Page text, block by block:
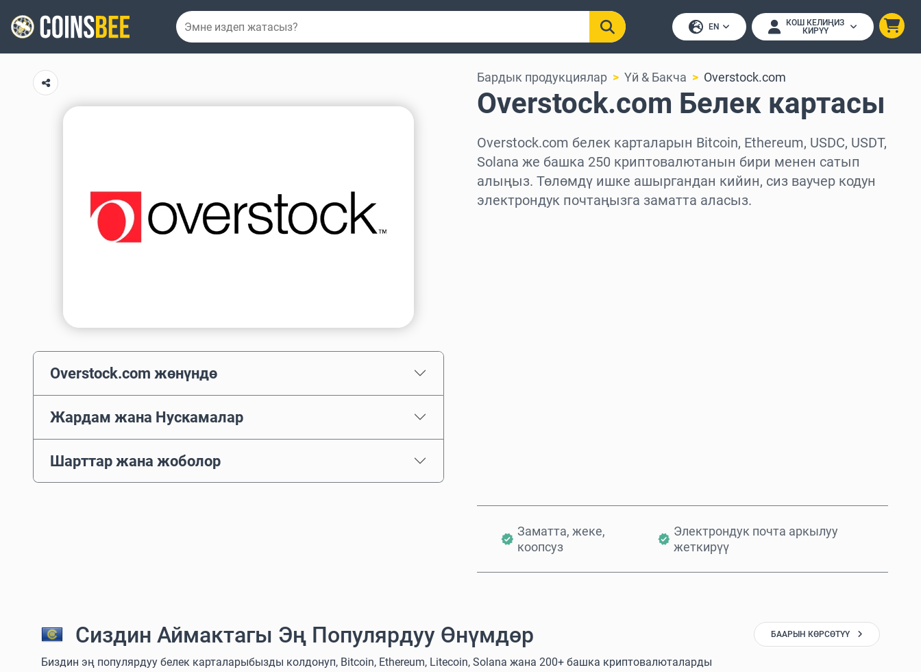
EN
КОШ КЕЛИҢИЗ
КИРҮҮ
Overstock.com жөнүндө
Жардам жана Нускамалар
Шарттар жана жоболор
Бардык продукциялар Үй & Бакча Overstock.com
Overstock.com Белек картасы
Overstock.com белек карталарын Bitcoin, Ethereum, USDC, USDT,
Solana же башка 250 криптовалютанын бири менен сатып
алыңыз. Төлөмдү ишке ашыргандан кийин, сиз ваучер кодун
электрондук почтаңызга заматта аласыз.
Заматта, жеке,
коопсуз
Электрондук почта аркылуу
жеткирүү
Сиздин Аймактагы Эң Популярдуу Өнүмдөр
Биздин эң популярдуу белек карталарыбызды колдонуп, Bitcoin, Ethereum, Litecoin, Solana жана 200+ башка криптовалюталарды
БААРЫН КӨРСӨТҮҮ